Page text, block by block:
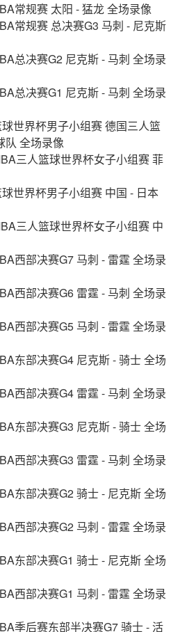
常规赛 太阳 - 猛龙 全场录像
常规赛 总决赛G3 马刺 - 尼克斯
总决赛G2 尼克斯 - 马刺 全场录
总决赛G1 尼克斯 - 马刺 全场录
世界杯男子小组赛 德国三人篮
队 全场录像
三人篮球世界杯女子小组赛 菲
世界杯男子小组赛 中国 - 日本
三人篮球世界杯女子小组赛 中
西部决赛G7 马刺 - 雷霆 全场录
西部决赛G6 雷霆 - 马刺 全场录
西部决赛G5 马刺 - 雷霆 全场录
东部决赛G4 尼克斯 - 骑士 全场
西部决赛G4 雷霆 - 马刺 全场录
东部决赛G3 尼克斯 - 骑士 全场
西部决赛G3 雷霆 - 马刺 全场录
东部决赛G2 骑士 - 尼克斯 全场
西部决赛G2 马刺 - 雷霆 全场录
东部决赛G1 骑士 - 尼克斯 全场
西部决赛G1 马刺 - 雷霆 全场录
季后赛东部半决赛G7 骑士 - 活